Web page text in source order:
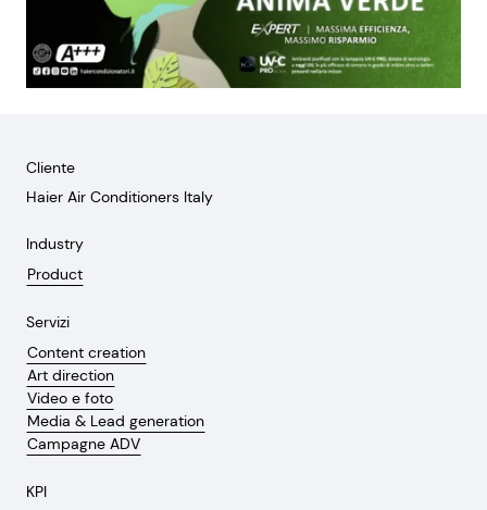
Cliente
Haier Air Conditioners Italy
Industry
Product
Servizi
Content creation
Art direction
Video e foto
Media & Lead generation
Campagne ADV
KPI